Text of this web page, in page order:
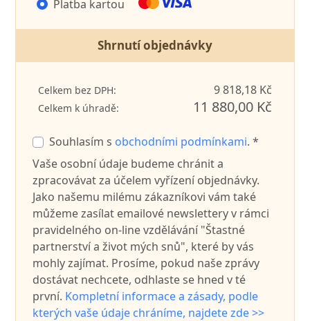
Platba kartou
Shrnutí objednávky
Celkem bez DPH: 9 818,18 Kč
Celkem k úhradě: 11 880,00 Kč
Souhlasím s obchodními podmínkami. *
Vaše osobní údaje budeme chránit a
zpracovávat za účelem vyřízení objednávky.
Jako našemu milému zákazníkovi vám také
můžeme zasílat emailové newslettery v rámci
pravidelného on-line vzdělávání "Štastné
partnerství a život mých snů", které by vás
mohly zajímat. Prosíme, pokud naše zprávy
dostávat nechcete, odhlaste se hned v té
první. Kompletní informace a zásady, podle
kterých vaše údaje chráníme, najdete zde >>